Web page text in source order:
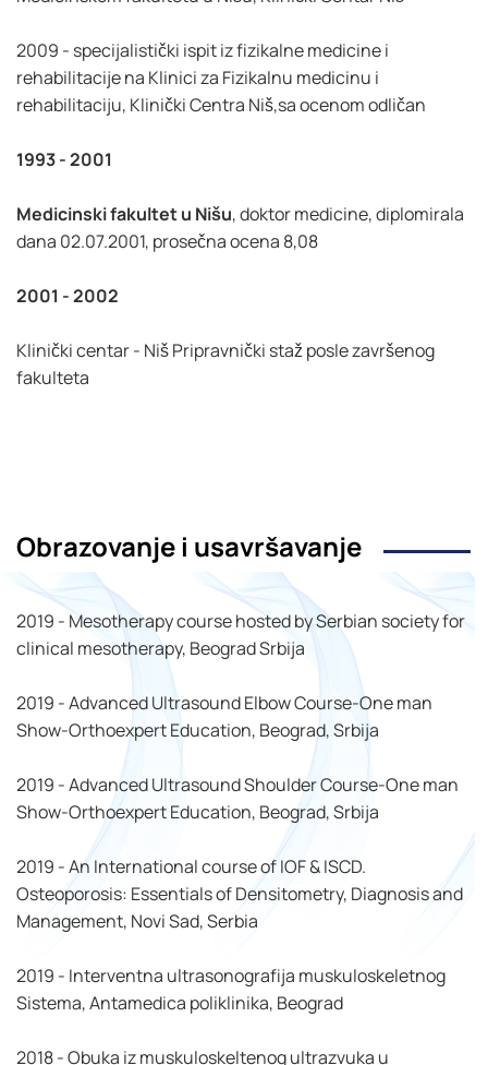
2009 - specijalistički ispit iz fizikalne medicine i
rehabilitacije na Klinici za Fizikalnu medicinu i
rehabilitaciju, Klinički Centra Niš,sa ocenom odličan
1993 - 2001
Medicinski fakultet u Nišu, doktor medicine, diplomirala
dana 02.07.2001, prosečna ocena 8,08
2001 - 2002
Klinički centar - Niš Pripravnički staž posle završenog
fakulteta
Obrazovanje i usavršavanje
2019 - Mesotherapy course hosted by Serbian society for
clinical mesotherapy, Beograd Srbija
2019 - Advanced Ultrasound Elbow Course-One man
Show-Orthoexpert Education, Beograd, Srbija
2019 - Advanced Ultrasound Shoulder Course-One man
Show-Orthoexpert Education, Beograd, Srbija
2019 - An International course of IOF & ISCD.
Osteoporosis: Essentials of Densitometry, Diagnosis and
Management, Novi Sad, Serbia
2019 - Interventna ultrasonografija muskuloskeletnog
Sistema, Antamedica poliklinika, Beograd
2018 - Obuka iz muskuloskeltenog ultrazvuka u